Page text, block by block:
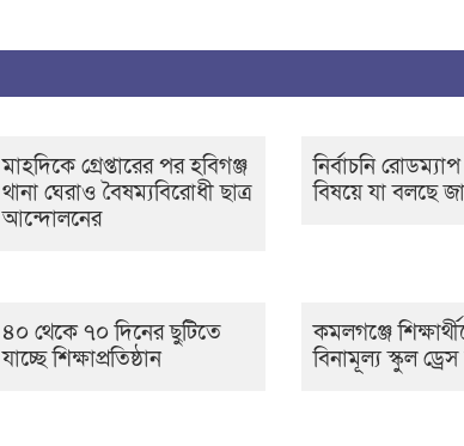
মাহদিকে গ্রেপ্তারের পর হবিগঞ্জ
থানা ঘেরাও বৈষম্যবিরোধী ছাত্র
আন্দোলনের
নির্বাচনি
বিষয়ে যা বলছে
৪০ থেকে ৭০ দিনের ছুটিতে
যাচ্ছে শিক্ষাপ্রতিষ্ঠান
কমলগঞ্জে
বিনামূল্য স্কুল